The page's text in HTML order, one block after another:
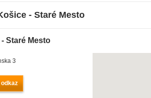
- Staré Mesto
Staré Mesto
3